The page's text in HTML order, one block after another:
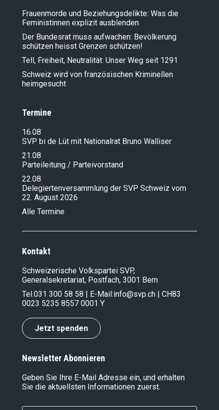
Frauenmorde und Beziehungsdelikte: Was die
Feministinnen explizit ausblenden
Der Bundesrat muss aufwachen: Bevölkerung
schützen heisst Grenzen schützen!
Tell, Freiheit, Neutralität: Unser Weg seit 1291
Schweiz wird von französischen Kriminellen
heimgesucht
Termine
16.08
SVP bi de Lüt mit Nationalrat Bruno Walliser
21.08
Parteileitung / Parteivorstand
22.08
Delegiertenversammlung der SVP Schweiz vom
22. August 2026
Alle Termine
Kontakt
Schweizerische Volkspartei SVP,
Generalsekretariat, Postfach, 3001 Bern
Tel.031 300 58 58 | E-Mail:info@svp.ch | CH83
0023 5235 8557 0001 Y
Jetzt spenden
Newsletter Abonnieren
Geben Sie Ihre E-Mail Adresse ein, und erhalten
Sie die aktuellsten Informationen zuerst.